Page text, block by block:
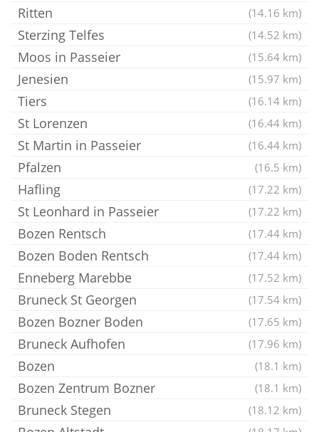
Ritten (14.16 km)
Sterzing Telfes (14.52 km)
Moos in Passeier (15.64 km)
Jenesien (15.97 km)
Tiers (16.14 km)
St Lorenzen (16.44 km)
St Martin in Passeier (16.44 km)
Pfalzen (16.5 km)
Hafling (17.22 km)
St Leonhard in Passeier (17.22 km)
Bozen Rentsch (17.44 km)
Bozen Boden Rentsch (17.44 km)
Enneberg Marebbe (17.52 km)
Bruneck St Georgen (17.54 km)
Bozen Bozner Boden (17.65 km)
Bruneck Aufhofen (17.96 km)
Bozen (18.1 km)
Bozen Zentrum Bozner (18.1 km)
Bruneck Stegen (18.12 km)